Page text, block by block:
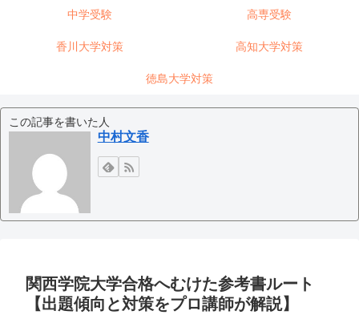
中学受験 高専受験
香川大学対策 高知大学対策
徳島大学対策
この記事を書いた人
中村文香
関西学院大学合格へむけた参考書ルート
【出題傾向と対策をプロ講師が解説】